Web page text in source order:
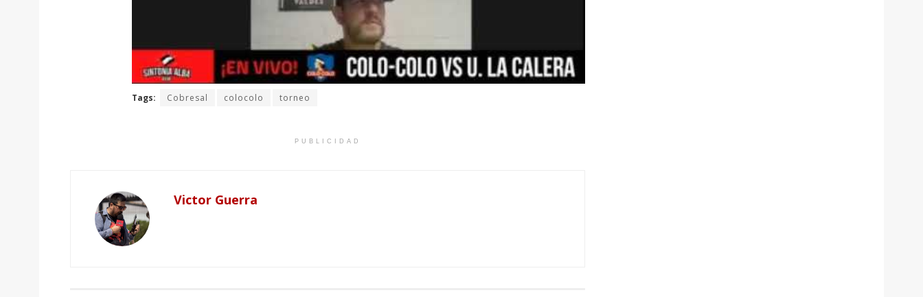
Tags: Cobresal colocolo torneo
PUBLICIDAD
Victor Guerra